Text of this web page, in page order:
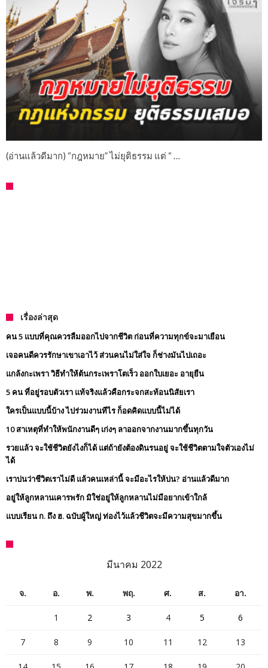
(อ่านแล้วดีมาก) “กฎหมาย” ไม่ยุติธรรม แต่ “ …
เรื่องล่าสุด
คน 5 แบบที่คุณควรลืมออกไปจากชีวิต ก่อนที่ความทุกข์จะมาเยือน
เจอคนดีควรรักษาเขาเอาไว้ ส่วนคนไม่ใส่ใจ ก็ช่างมันไปเถอะ
แกล้งกะเพรา วิธีทำให้ต้นกระเพราโตเร็ว ออกใบเยอะ อายุยืน
5 คน ที่อยู่รอบตัวเรา แท้จริงแล้วคือกระจกสะท้อนนิสัยเรา
ใครเป็นแบบนี้บ้าง ไปร่วมงานทีไร ก็อดคิดแบบนี้ไม่ได้
10 สาเหตุที่ทำให้พนักงานดีๆ เก่งๆ ลาออกจากงานมากขึ้นทุกวัน
รวยแล้ว จะใช้ชีวิตยังไงก็ได้ แต่ถ้ายังต้องดินรนอยู่ จะใช้ชีวิตตามใจตัวเองไม่
ได้
เราบ่นว่าชีวิตเราไม่ดี แล้วคนเหล่านี้ จะมีอะไรให้บ่น? อ่านแล้วดีมาก
อยู่ให้ลูกหลานเคารพรัก มิใช่อยู่ให้ลูกหลานไม่มีอยากเข้าใกล้
แบบเรียน ก. ถึง ฮ. ฉบับผู้ใหญ่ ท่องไว้แล้วชีวิตจะมีความสุขมากขึ้น
มีนาคม 2022
จ. อ. พ. พฤ. ศ. ส. อา.
1 2 3 4 5 6
7 8 9 10 11 12 13